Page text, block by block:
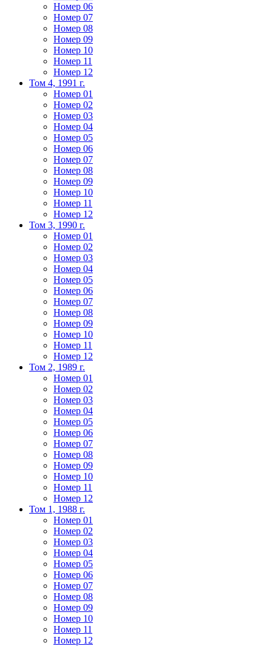
Номер 06
Номер 07
Номер 08
Номер 09
Номер 10
Номер 11
Номер 12
Том 4, 1991 г.
Номер 01
Номер 02
Номер 03
Номер 04
Номер 05
Номер 06
Номер 07
Номер 08
Номер 09
Номер 10
Номер 11
Номер 12
Том 3, 1990 г.
Номер 01
Номер 02
Номер 03
Номер 04
Номер 05
Номер 06
Номер 07
Номер 08
Номер 09
Номер 10
Номер 11
Номер 12
Том 2, 1989 г.
Номер 01
Номер 02
Номер 03
Номер 04
Номер 05
Номер 06
Номер 07
Номер 08
Номер 09
Номер 10
Номер 11
Номер 12
Том 1, 1988 г.
Номер 01
Номер 02
Номер 03
Номер 04
Номер 05
Номер 06
Номер 07
Номер 08
Номер 09
Номер 10
Номер 11
Номер 12